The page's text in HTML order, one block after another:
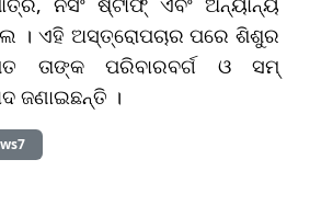
। ଏହି ଅସ୍ତ୍ରୋପଚାର ପରେ ଶିଶୁର
ତାଙ୍କ ପରିବାରବର୍ଗ ଓ ସମ୍
ଜଣାଇଛନ୍ତି ।